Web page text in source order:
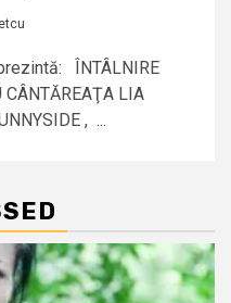
ÎNTÂLNIRE
CÂNTĂREAŢA LIA
, ...